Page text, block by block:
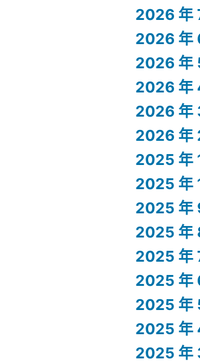
2026 年
2026 年
2026 年
2026 年
2026 年
2026 年
2025 年
2025 年
2025 年
2025 年
2025 年
2025 年
2025 年
2025 年
2025 年